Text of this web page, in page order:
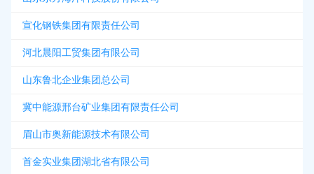
宣化钢铁集团有限责任公司
河北晨阳工贸集团有限公司
山东鲁北企业集团总公司
冀中能源邢台矿业集团有限责任公司
眉山市奥新能源技术有限公司
首金实业集团湖北省有限公司